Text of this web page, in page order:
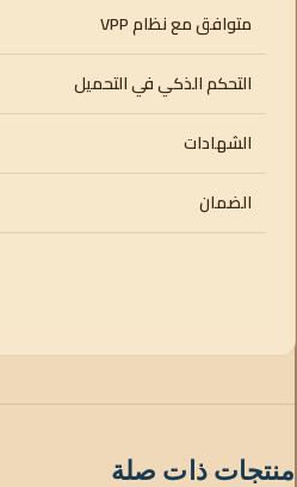
متوافق مع نظام VPP
التحكم الذكي في التحميل
الشهادات
الضمان
منتجات ذات صلة